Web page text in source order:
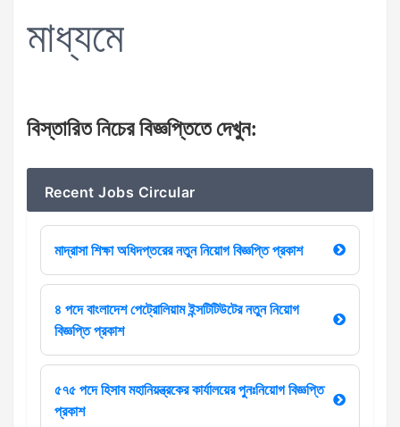
মাধ্যমে
বিস্তারিতনিচেরবিজ্ঞপ্তিতে দেখুন:
Recent Jobs Circular
মাদ্রাসা শিক্ষা অধিদপ্তরের নতুন নিয়োগ বিজ্ঞপ্তি প্রকাশ
৪ পদে বাংলাদেশ পেট্রোলিয়াম ইন্সটিটিউটের নতুন নিয়োগ
বিজ্ঞপ্তি প্রকাশ
৫৭৫ পদে হিসাব মহানিয়ন্ত্রকের কার্যালয়ের পুনঃনিয়োগ বিজ্ঞপ্তি
প্রকাশ